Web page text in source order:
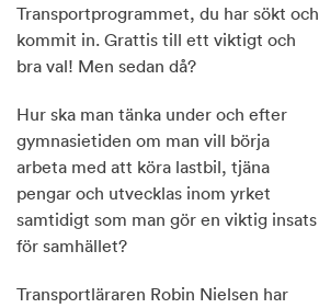
Transportprogrammet, du har sökt och
kommit in. Grattis till ett viktigt och
bra val! Men sedan då?
Hur ska man tänka under och efter
gymnasietiden om man vill börja
arbeta med att köra lastbil, tjäna
pengar och utvecklas inom yrket
samtidigt som man gör en viktig insats
för samhället?
Transportläraren Robin Nielsen har